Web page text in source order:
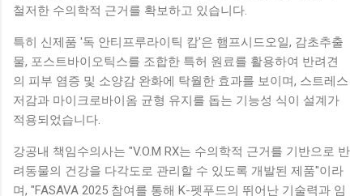
철저한 수의학적 근거를 확보하고 있습니다.
특히 신제품 '독 안티프루라이틱 캄'은 햄프시드오일, 감초추출
물, 포스트바이오틱스를 조합한 특허 원료를 활용하여 반려견
의 피부 염증 및 소양감 완화에 탁월한 효과를 보이며, 스트레스
저감과 마이크로바이옴 균형 유지를 돕는 기능성 식이 설계가
적용되었습니다.
강공내 책임수의사는 "V.O.M RX는 수의학적 근거를 기반으로 반
려동물의 건강을 다각도로 관리할 수 있도록 개발된 제품"이라
며, "FASAVA 2025 참여를 통해 K-펫푸드의 뛰어난 기술력과 임